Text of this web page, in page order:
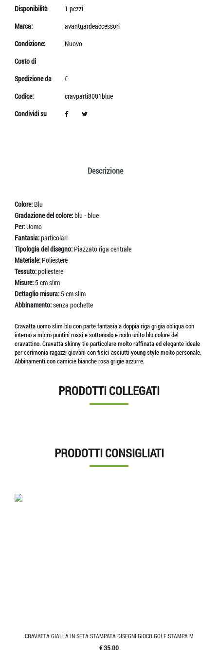
Disponibilità
1 pezzi
Marca:
avantgardeaccessori
Condizione:
Nuovo
Costo di
Spedizione da
€
Codice:
cravparti8001blue
Condividi su
Descrizione
Colore: Blu
Gradazione del colore:blu - blue
Per:Uomo
Fantasia:particolari
Tipologia del disegno: Piazzato riga centrale
Materiale: Poliestere
Tessuto:poliestere
Misure:5 cm slim
Dettaglio misura:5 cm slim
Abbinamento:senza pochette
Cravatta uomo slim blu con parte fantasia a doppia riga grigia obliqua con
interno a micro puntini rossi e sottonodo e nodo unito blu colore del
cravattino. Cravatta skinny tie particolare molto raffinata ed elegante ideale
per cerimonia ragazzi giovani con fisici asciutti young style molto personale.
Abbinamenti con camicie bianche rosa grigie azzurre.
PRODOTTI COLLEGATI
PRODOTTI CONSIGLIATI
CRAVATTA GIALLA IN SETA STAMPATA DISEGNI GIOCO GOLF STAMPA M
€ 35,00